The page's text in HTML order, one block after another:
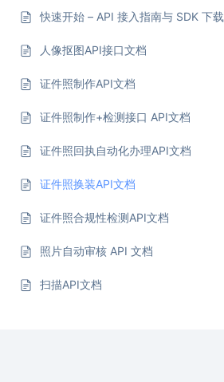
快速开始 – API 接入指南与 SDK 下载
人像抠图API接口文档
证件照制作API文档
证件照制作+检测接口 API文档
证件照回执自动化办理API文档
证件照换装API文档
证件照合规性检测API文档
照片自动审核 API 文档
扫描API文档